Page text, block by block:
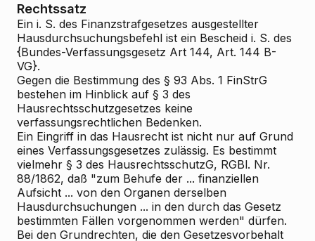
Rechtssatz
Ein i. S. des Finanzstrafgesetzes ausgestellter
Hausdurchsuchungsbefehl ist ein Bescheid i. S. des
{Bundes-Verfassungsgesetz Art 144, Art. 144 B-
VG}.
Gegen die Bestimmung des § 93 Abs. 1 FinStrG
bestehen im Hinblick auf § 3 des
Hausrechtsschutzgesetzes keine
verfassungsrechtlichen Bedenken.
Ein Eingriff in das Hausrecht ist nicht nur auf Grund
eines Verfassungsgesetzes zulässig. Es bestimmt
vielmehr § 3 des HausrechtsschutzG, RGBl. Nr.
88/1862, daß "zum Behufe der ... finanziellen
Aufsicht ... von den Organen derselben
Hausdurchsuchungen ... in den durch das Gesetz
bestimmten Fällen vorgenommen werden" dürfen.
Bei den Grundrechten, die den Gesetzesvorbehalt